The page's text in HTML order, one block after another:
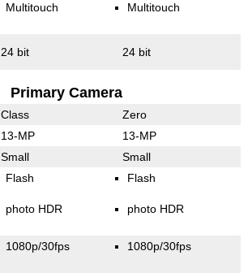
Multitouch Multitouch
24 bit 24 bit
Primary Camera
Class Zero
13-MP 13-MP
Small Small
Flash
photo HDR
Flash
photo HDR
1080p/30fps 1080p/30fps